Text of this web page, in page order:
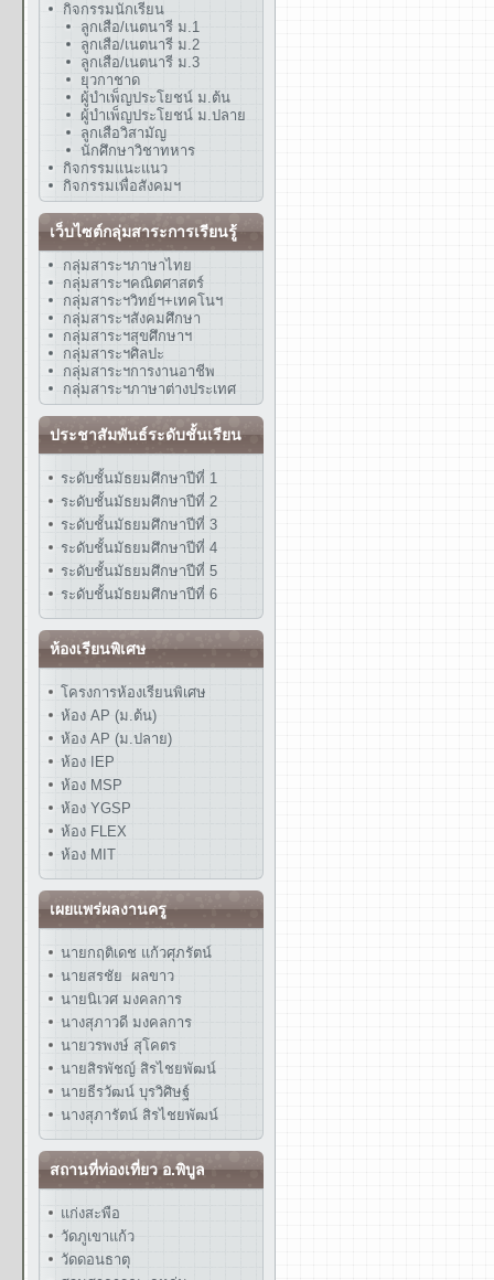
กิจกรรมนักเรียน
ลูกเสือ/เนตนารี ม.1
ลูกเสือ/เนตนารี ม.2
ลูกเสือ/เนตนารี ม.3
ยุวกาชาด
ผู้บำเพ็ญประโยชน์ ม.ต้น
ผู้บำเพ็ญประโยชน์ ม.ปลาย
ลูกเสือวิสามัญ
นักศึกษาวิชาทหาร
กิจกรรมแนะแนว
กิจกรรมเพื่อสังคมฯ
เว็บไซต์กลุ่มสาระการเรียนรู้
กลุ่มสาระฯภาษาไทย
กลุ่มสาระฯคณิตศาสตร์
กลุ่มสาระฯวิทย์ฯ+เทคโนฯ
กลุ่มสาระฯสังคมศึกษา
กลุ่มสาระฯสุขศึกษาฯ
กลุ่มสาระฯศิลปะ
กลุ่มสาระฯการงานอาชีพ
กลุ่มสาระฯภาษาต่างประเทศ
ประชาสัมพันธ์ระดับชั้นเรียน
ระดับชั้นมัธยมศึกษาปีที่ 1
ระดับชั้นมัธยมศึกษาปีที่ 2
ระดับชั้นมัธยมศึกษาปีที่ 3
ระดับชั้นมัธยมศึกษาปีที่ 4
ระดับชั้นมัธยมศึกษาปีที่ 5
ระดับชั้นมัธยมศึกษาปีที่ 6
ห้องเรียนพิเศษ
โครงการห้องเรียนพิเศษ
ห้อง AP (ม.ต้น)
ห้อง AP (ม.ปลาย)
ห้อง IEP
ห้อง MSP
ห้อง YGSP
ห้อง FLEX
ห้อง MIT
เผยแพร่ผลงานครู
นายกฤติเดช แก้วศุภรัตน์
นายสรชัย ผลขาว
นายนิเวศ มงคลการ
นางสุภาวดี มงคลการ
นายวรพงษ์ สุโคตร
นายสิรพัชญ์ สิรไชยพัฒน์
นายธีรวัฒน์ บุรวิศิษฐ์
นางสุภารัตน์ สิรไชยพัฒน์
สถานที่ท่องเที่ยว อ.พิบูล
แก่งสะพือ
วัดภูเขาแก้ว
วัดดอนธาตุ